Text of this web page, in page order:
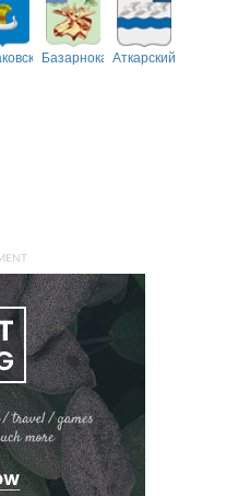
Базарнокарабулакский
Аткарский